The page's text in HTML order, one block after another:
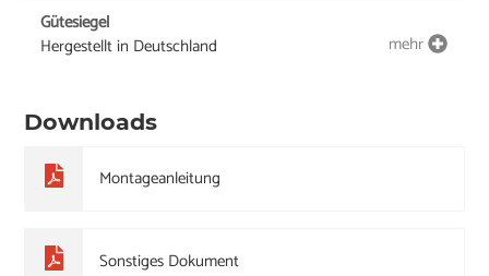
Gütesiegel
Hergestellt in Deutschland
mehr
Downloads
Montageanleitung
Sonstiges Dokument